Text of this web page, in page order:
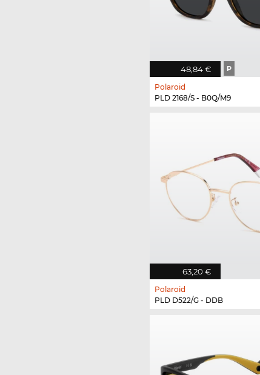
48,84 € P
Polaroid
PLD 2168/S - B0Q/M9
63,20 €
Polaroid
PLD D522/G - DDB